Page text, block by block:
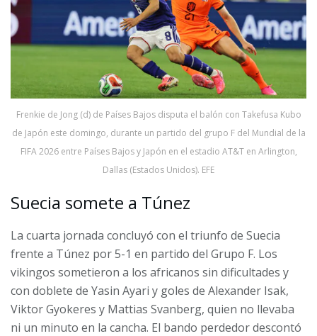
Frenkie de Jong (d) de Países Bajos disputa el balón con Takefusa Kubo
de Japón este domingo, durante un partido del grupo F del Mundial de la
FIFA 2026 entre Países Bajos y Japón en el estadio AT&T en Arlington,
Dallas (Estados Unidos). EFE
Suecia somete a Túnez
La cuarta jornada concluyó con el triunfo de Suecia
frente a Túnez por 5-1 en partido del Grupo F. Los
vikingos sometieron a los africanos sin dificultades y
con doblete de Yasin Ayari y goles de Alexander Isak,
Viktor Gyokeres y Mattias Svanberg, quien no llevaba
ni un minuto en la cancha. El bando perdedor descontó